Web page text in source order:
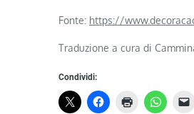
Fonte: https://
Traduzione a cura di
Condividi: